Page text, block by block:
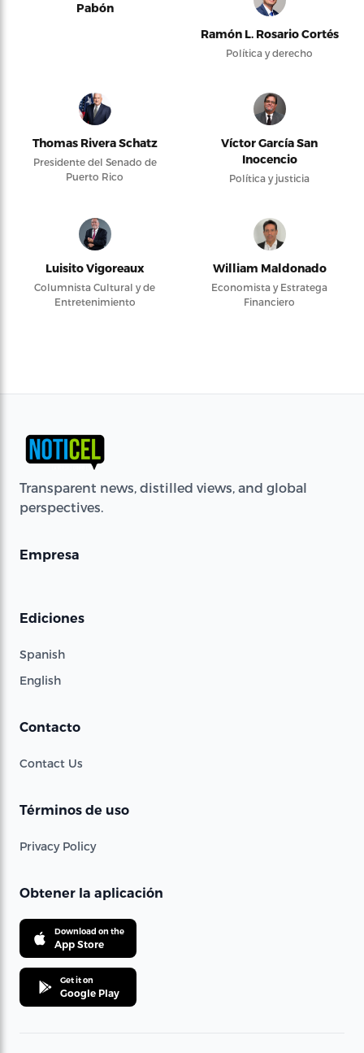
Pabón
Ramón L. Rosario Cortés
Política y derecho
Thomas Rivera Schatz
Presidente del Senado de
Puerto Rico
Víctor García San
Inocencio
Política y justicia
Luisito Vigoreaux
Columnista Cultural y de
Entretenimiento
William Maldonado
Economista y Estratega
Financiero
Transparent news, distilled views, and global
perspectives.
Empresa
Ediciones
Spanish
English
Contacto
Contact Us
Términos de uso
Privacy Policy
Obtener la aplicación
Download on the
App Store
Get it on
Google Play